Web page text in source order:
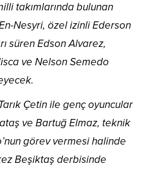
takımlarında bulunan
Nesyri, özel izinli Ederson
süren Edson Alvarez,
ve Nelson Semedo
Çetin ile genç oyuncular
ve Bartuğ Elmaz, teknik
görev vermesi halinde
Beşiktaş derbisinde